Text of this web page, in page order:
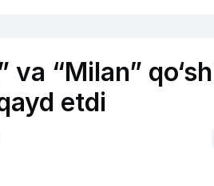
va “Milan”
etdi